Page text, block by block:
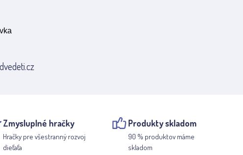
Zmysluplné hračky
Hračky pre všestranný rozvoj
dieťaťa
Produkty skladom
90 % produktov máme
skladom